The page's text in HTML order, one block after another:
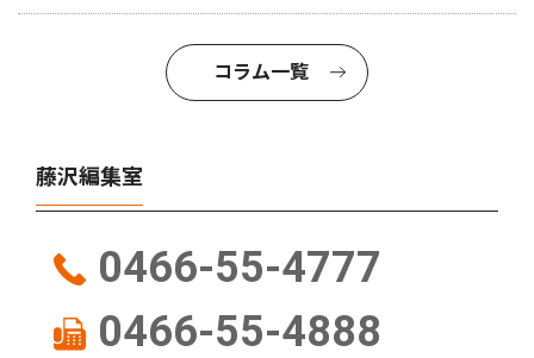
コラム一覧
藤沢編集室
0466-55-4777
0466-55-4888